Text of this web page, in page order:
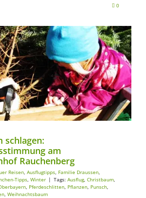
0
Ausflugtipps Familie Draussen Familien-Alltag
München-Tipps
Winter
schlagen:
am
Rauchenberg
Reisen, Ausflugtipps, Familie Draussen,
Tipps, Winter | Tags: Ausflug, Christbaum,
, Pferdeschlitten, Pflanzen, Punsch,
, Weihnachtsbaum